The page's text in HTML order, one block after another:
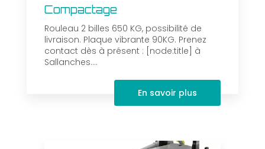
Compactage
Rouleau 2 billes 650 KG, possibilité de
livraison. Plaque vibrante 90KG. Prenez
contact dès à présent : [node:title] à
Sallanches....
En savoir plus